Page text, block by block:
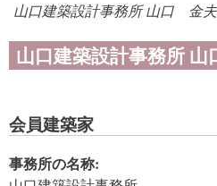
山口建築設計事務所 山口 金
山口建築設計事務所
会員建築家
事務所の名称: